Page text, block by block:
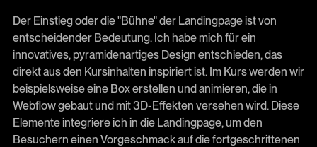
Der Einstieg oder die "Bühne" der Landingpage ist von
entscheidender Bedeutung. Ich habe mich für ein
innovatives, pyramidenartiges Design entschieden, das
direkt aus den Kursinhalten inspiriert ist. Im Kurs werden wir
beispielsweise eine Box erstellen und animieren, die in
Webflow gebaut und mit 3D-Effekten versehen wird. Diese
Elemente integriere ich in die Landingpage, um den
Besuchern einen Vorgeschmack auf die fortgeschrittenen